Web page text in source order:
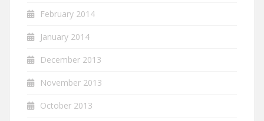
February 2014
January 2014
December 2013
November 2013
October 2013